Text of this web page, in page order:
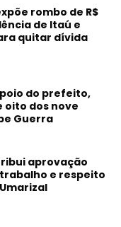
rombo de R$
de Itaú e
quitar dívida
do prefeito,
dos nove
Guerra
aprovação
e respeito